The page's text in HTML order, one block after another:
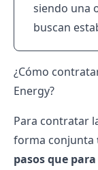
siendo una
buscan
¿Cómo
Energy?
Para contratar
forma conjunta
pasos que